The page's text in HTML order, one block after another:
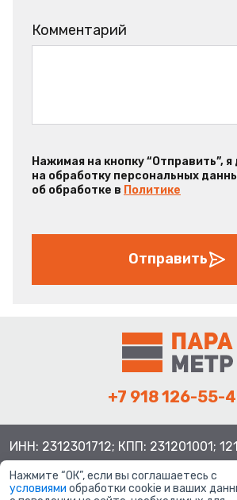
Комментарий
Нажимая на кнопку “Отправить”,
на обработку персональных
об обработке в Политике
Отправить
+7 918 126-55-
ИНН: 2312301712; КПП: 231201001;
Краснодар ул. Просторная, 21,
Нажмите “ОК”, если вы соглашаетесь с
условиями обработки cookie и ваших